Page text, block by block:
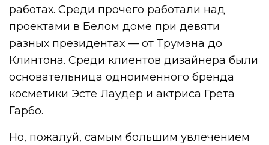
работах. Среди прочего работали над
проектами в Белом доме при девяти
разных президентах — от Трумэна до
Клинтона. Среди клиентов дизайнера были
основательница одноименного бренда
косметики Эсте Лаудер и актриса Грета
Гарбо.
Но, пожалуй, самым большим увлечением